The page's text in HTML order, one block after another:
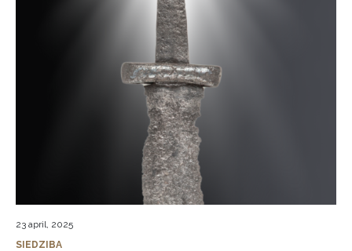
23 april, 2025
SIEDZIBA